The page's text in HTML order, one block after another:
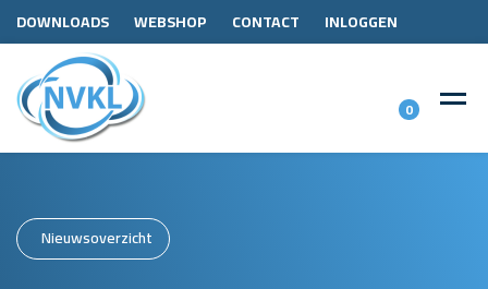
DOWNLOADS WEBSHOP CONTACT INLOGGEN
0
Nieuwsoverzicht